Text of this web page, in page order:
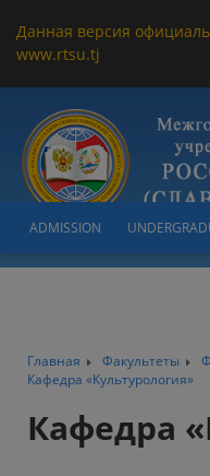
Данная версия
www.rtsu.tj
ADMISSION
Главная Факультеты
Кафедра «Культурология»
Кафедра